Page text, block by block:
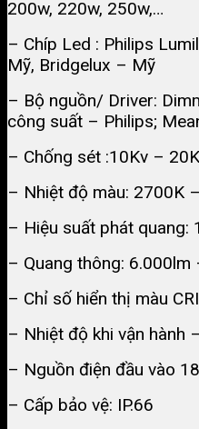
200w, 220w, 250w,…
– Chíp Led : Philips
Mỹ, Bridgelux – Mỹ
– Bộ nguồn/ Driver:
công suất – Philips;
– Chống sét :10Kv –
– Nhiệt độ màu: 2700K
– Hiệu suất phát
– Quang thông: 6.000lm
– Chỉ số hiển thị màu
– Nhiệt độ khi vận hành
– Nguồn điện đầu vào
– Cấp bảo vệ: IP.66